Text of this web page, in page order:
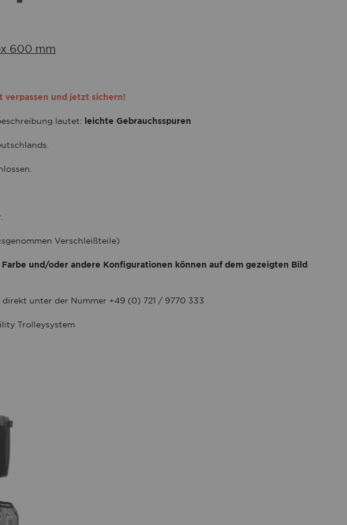
600 mm
verpassen und jetzt sichern!
lautet: leichte Gebrauchsspuren
Verschleißteile)
und/oder andere Konfigurationen können auf dem gezeigten Bild
unter der Nummer +49 (0) 721 / 9770 333
Trolleysystem